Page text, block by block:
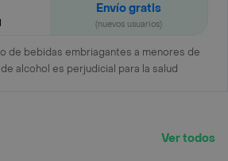
Envío gratis
(nuevos usuarios)
de bebidas embriagantes a menores de
alcohol es perjudicial para la salud
Ver todos